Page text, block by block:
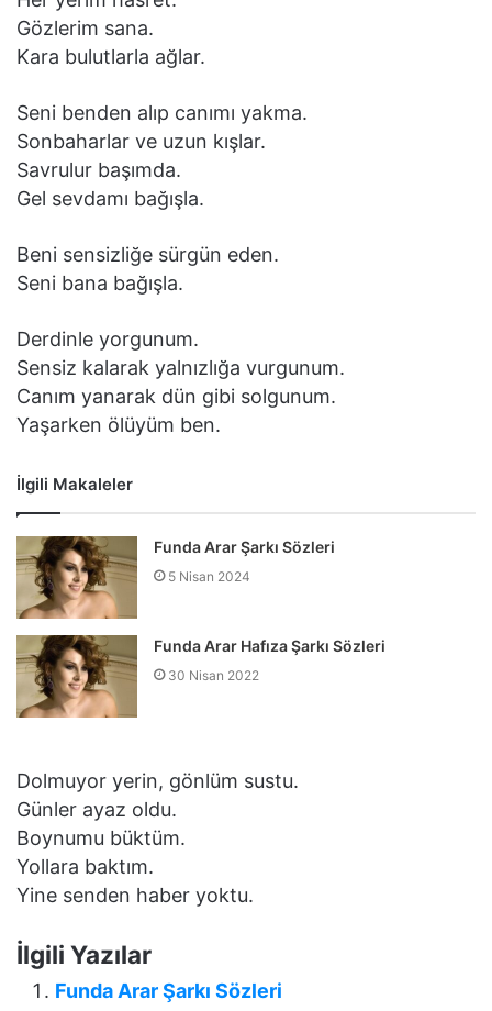
Gözlerim sana.
Kara bulutlarla ağlar.
Seni benden alıp canımı yakma.
Sonbaharlar ve uzun kışlar.
Savrulur başımda.
Gel sevdamı bağışla.
Beni sensizliğe sürgün eden.
Seni bana bağışla.
Derdinle yorgunum.
Sensiz kalarak yalnızlığa vurgunum.
Canım yanarak dün gibi solgunum.
Yaşarken ölüyüm ben.
İlgili Makaleler
Funda Arar Şarkı Sözleri
5 Nisan 2024
Funda Arar Hafıza Şarkı Sözleri
30 Nisan 2022
Dolmuyor yerin, gönlüm sustu.
Günler ayaz oldu.
Boynumu büktüm.
Yollara baktım.
Yine senden haber yoktu.
İlgili Yazılar
Funda Arar Şarkı Sözleri